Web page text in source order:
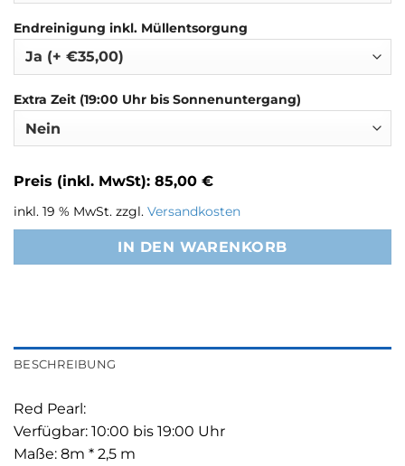
Endreinigung inkl. Müllentsorgung
Extra Zeit (19:00 Uhr bis Sonnenuntergang)
Preis (inkl. MwSt): 85,00 €
inkl. 19 % MwSt. zzgl. Versandkosten
IN DEN WARENKORB
BESCHREIBUNG
Red Pearl:
Verfügbar: 10:00 bis 19:00 Uhr
Maße: 8m * 2,5 m